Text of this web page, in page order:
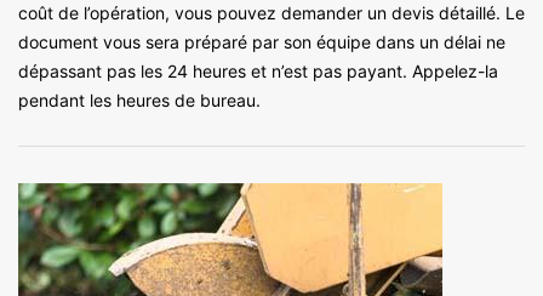
coût de l’opération, vous pouvez demander un devis détaillé. Le
document vous sera préparé par son équipe dans un délai ne
dépassant pas les 24 heures et n’est pas payant. Appelez-la
pendant les heures de bureau.